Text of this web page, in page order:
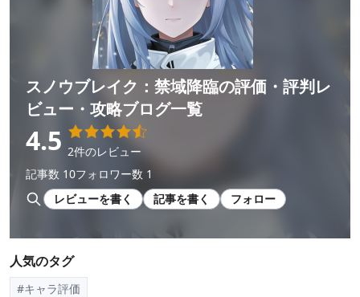
スノウブレイク：禁域降臨の評価・評判レ
ビュー・攻略ブログ一覧
4.5 2件のレビュー
記事数 10フォロワー数 1
レビューを書く
記事を書く フォロー
人気のタグ
#キャラ評価